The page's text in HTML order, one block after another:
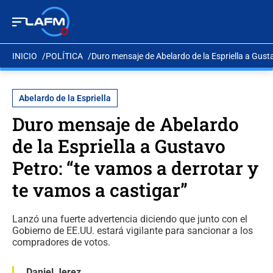
INICIO POLÍTICA Duro mensaje de Abelardo de la Espriella a
Abelardo de la Espriella
Duro mensaje de Abelardo
de la Espriella a Gustavo
Petro: “te vamos a derrotar y
te vamos a castigar”
Lanzó una fuerte advertencia diciendo que junto con el
Gobierno de EE.UU. estará vigilante para sancionar a los
compradores de votos.